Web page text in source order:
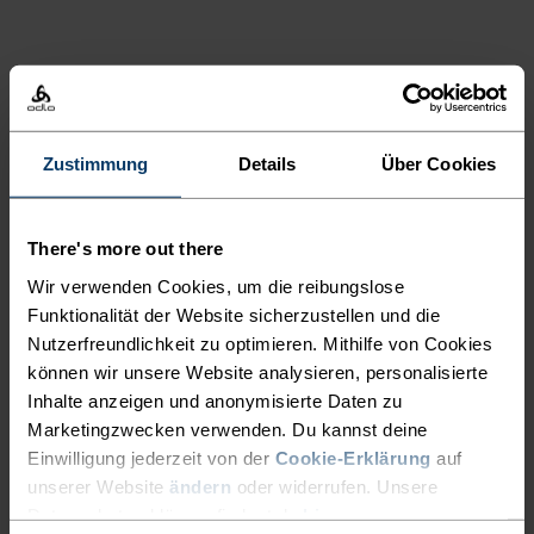
Zustimmung Details Über Cookies
There's more out there
Wir verwenden Cookies, um die reibungslose
Funktionalität der Website sicherzustellen und die
Nutzerfreundlichkeit zu optimieren. Mithilfe von Cookies
können wir unsere Website analysieren, personalisierte
Inhalte anzeigen und anonymisierte Daten zu
Marketingzwecken verwenden. Du kannst deine
Einwilligung jederzeit von der Cookie-Erklärung auf
unserer Website ändern oder widerrufen. Unsere
AKTIVITÄTSART
ALLES MODERATE AKTIVITÄTEN
Wandern
POLYESTER
feuchtigkeitsableitenden und schnelltrocknenden
Eigenschaften. Das Material ist form-, knitter- und
schrumpfbeständig und behält seine Farbe auch nach
langem Tragen. Du findest es bei uns häufig in Produkten
wie Base Layern.
TEMPERATUR-KONTROLL-SYSTEM